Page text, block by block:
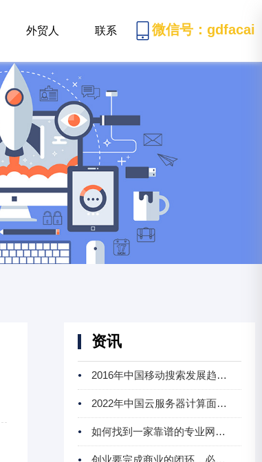
微信号：gdfacai
外贸人 联系
资讯
2016年中国移动搜索发展趋势分析
2022年中国云服务器计算面临的问题及发展前景预
如何找到一家靠谱的专业网站建设制作公司
创业要完成商业的闭环，必须让现金流飞起来